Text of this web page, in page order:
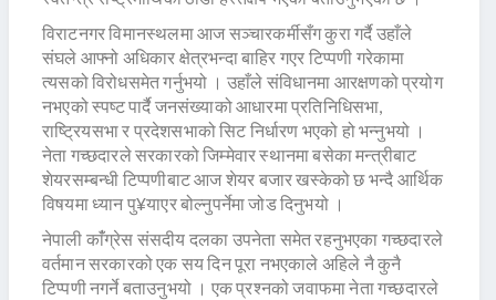
विराटनगर विमानस्थलमा आज सञ्चारकर्मीसँग कुरा गर्दै उहाँले
संघले आफ्नो अधिकार क्षेत्रभन्दा बाहिर गएर टिप्पणी गरेकामा
त्यसको विरोधसमेत गर्नुभयो । उहाँले संविधानमा आरक्षणको प्रयोग
नभएको स्पष्ट पार्दै जनसंख्याको आधारमा प्रतिनिधिसभा,
राष्ट्रियसभा र प्रदेशसभाको सिट निर्धारण भएको हो भन्नुभयो ।
नेता गच्छदारले सरकारको जिम्मेवार स्थानमा बसेका मन्त्रीबाट
शेयरसम्बन्धी टिप्पणीबाट आज शेयर बजार खस्केको छ भन्दै आर्थिक
विषयमा ध्यान पु¥याएर बोल्नुपर्नेमा जोड दिनुभयो ।
नेपाली काँंग्रेस संसदीय दलका उपनेता समेत रहनुभएका गच्छदारले
वर्तमान सरकारको एक सय दिन पूरा नभएकाले अहिले नै कुनै
टिप्पणी नगर्ने बताउनुभयो । एक प्रश्नको जवाफमा नेता गच्छदारले